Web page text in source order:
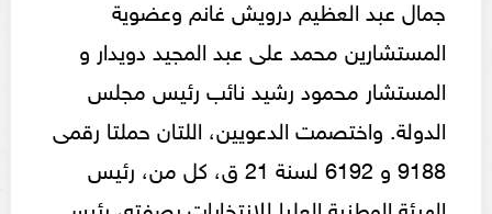
جمال عبد العظيم درويش غانم وعضوية
المستشارين محمد على عبد المجيد دويدار و
المستشار محمود رشيد نائب رئيس مجلس
الدولة. واختصمت الدعويين، اللتان حملتا رقمى
9188 و 6192 لسنة 21 ق، كل من، رئيس
الهيئة الوطنية العليا للانتخابات بصفته، رئيس